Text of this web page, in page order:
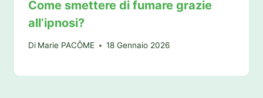
Come smettere di fumare grazie
all’ipnosi?
Di Marie PACÔME 18 Gennaio 2026